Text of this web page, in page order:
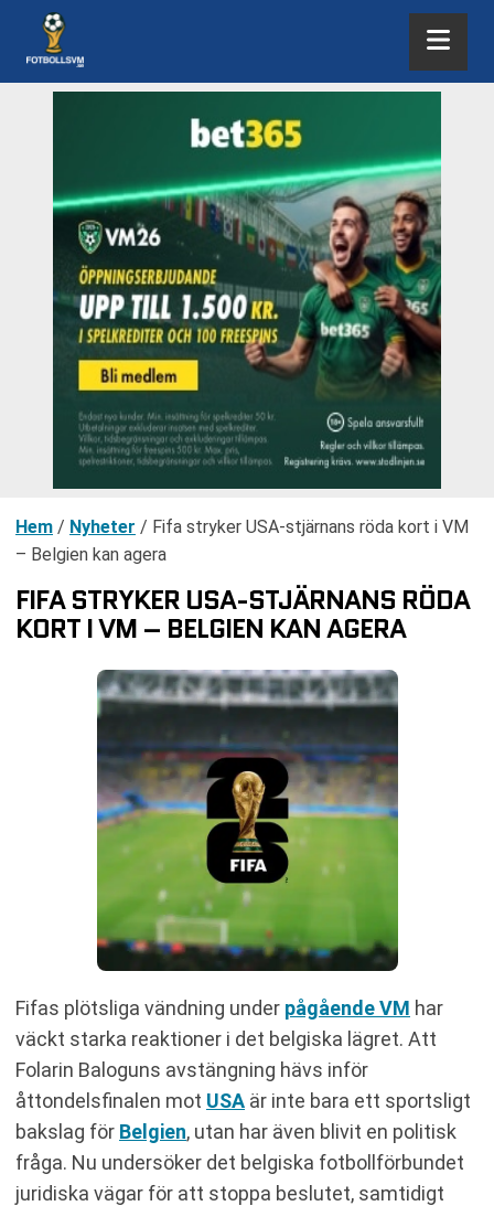
Hem / Nyheter / Fifa stryker USA-stjärnans röda kort i VM
– Belgien kan agera
FIFA STRYKER USA-STJÄRNANS RÖDA
KORT I VM – BELGIEN KAN AGERA
Fifas plötsliga vändning under pågående VM har
väckt starka reaktioner i det belgiska lägret. Att
Folarin Baloguns avstängning hävs inför
åttondelsfinalen mot USA är inte bara ett sportsligt
bakslag för Belgien, utan har även blivit en politisk
fråga. Nu undersöker det belgiska fotbollförbundet
juridiska vägar för att stoppa beslutet, samtidigt